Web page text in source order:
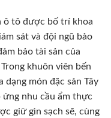
ô tô được bố trí khoa
sát và đội ngũ bảo
bảo tài sản của
khuôn viên bến
dạng món đặc sản Tây
ứng nhu cầu ẩm thực
giữ gìn sạch sẽ, cùng